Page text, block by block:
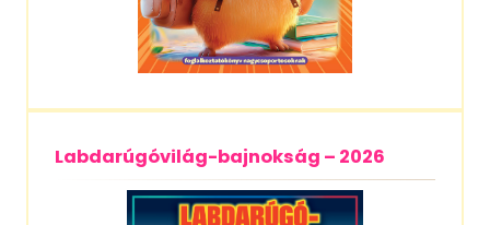
Labdarúgóvilág-bajnokság – 2026